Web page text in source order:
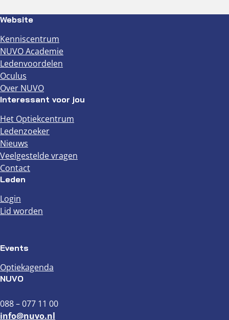
Website
Kenniscentrum
NUVO Academie
Ledenvoordelen
Oculus
Over NUVO
Interessant voor jou
Het Optiekcentrum
Ledenzoeker
Nieuws
Veelgestelde vragen
Contact
Leden
Login
Lid worden
Events
Optiekagenda
NUVO
088 – 077 11 00
info@nuvo.nl